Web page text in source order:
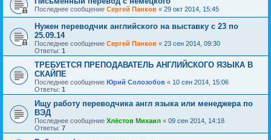
Последнее сообщение Сергей Панков « 29 окт 2014, 15:45
Нужен переводчик английского на выставку с 23 по
25.09.14
Последнее сообщение Сергей Панков « 23 сен 2014, 09:30
Ответы: 1
ТРЕБУЕТСЯ ПРЕПОДАВАТЕЛЬ АНГЛИЙСКОГО ЯЗЫКА В
СКАЙПЕ
Последнее сообщение Юрий Солозобов « 10 сен 2014, 15:06
Ответы: 1
Ищу работу переводчика англ языка или менеджера по
ВЭД
Последнее сообщение Хлёстов Михаил « 09 сен 2014, 14:18
Ответы: 7